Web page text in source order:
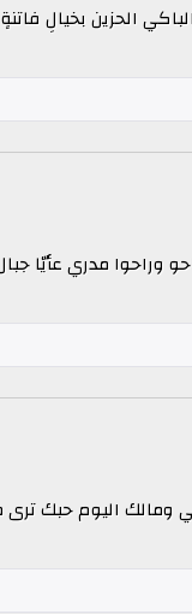
بخيالِ فاتنةٍ
مدري عأيّا
ومالك اليوم حبك